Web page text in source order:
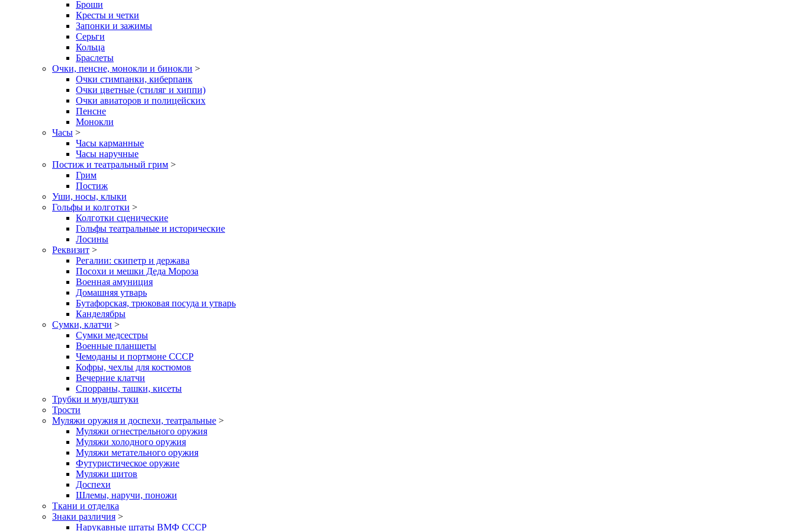
Броши
Кресты и четки
Запонки и зажимы
Серьги
Кольца
Браслеты
Очки, пенсне, монокли и бинокли >
Очки стимпанки, киберпанк
Очки цветные (стиляг и хиппи)
Очки авиаторов и полицейских
Пенсне
Монокли
Часы >
Часы карманные
Часы наручные
Постиж и театральный грим >
Грим
Постиж
Уши, носы, клыки
Гольфы и колготки >
Колготки сценические
Гольфы театральные и исторические
Лосины
Реквизит >
Регалии: скипетр и держава
Посохи и мешки Деда Мороза
Военная амуниция
Домашняя утварь
Бутафорская, трюковая посуда и утварь
Канделябры
Сумки, клатчи >
Сумки медсестры
Военные планшеты
Чемоданы и портмоне СССР
Кофры, чехлы для костюмов
Вечерние клатчи
Спорраны, ташки, кисеты
Трубки и мундштуки
Трости
Муляжи оружия и доспехи, театральные >
Муляжи огнестрельного оружия
Муляжи холодного оружия
Муляжи метательного оружия
Футуристическое оружие
Муляжи щитов
Доспехи
Шлемы, наручи, поножи
Ткани и отделка
Знаки различия >
Нарукавные штаты ВМФ СССР